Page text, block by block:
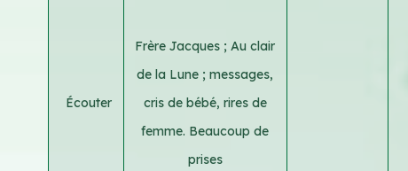
Écouter
Frère Jacques ; Au clair
de la Lune ; messages,
cris de bébé, rires de
femme. Beaucoup de
prises